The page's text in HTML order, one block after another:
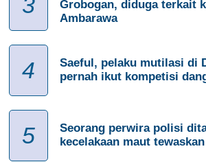
3
Grobogan, diduga terkait
Ambarawa
4
Saeful, pelaku mutilasi di
pernah ikut kompetisi
5
Seorang perwira polisi
kecelakaan maut